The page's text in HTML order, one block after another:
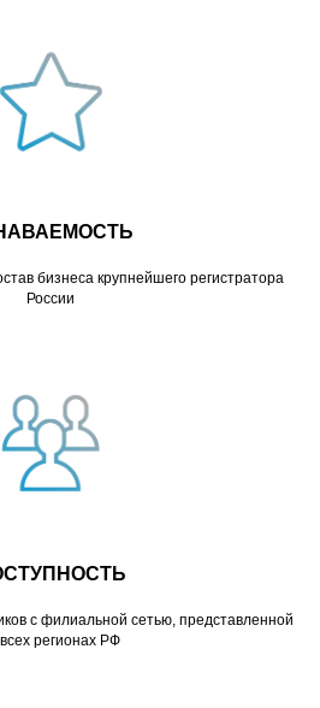
бизнеса крупнейшего регистратора
России
с филиальной сетью, представленной
регионах РФ